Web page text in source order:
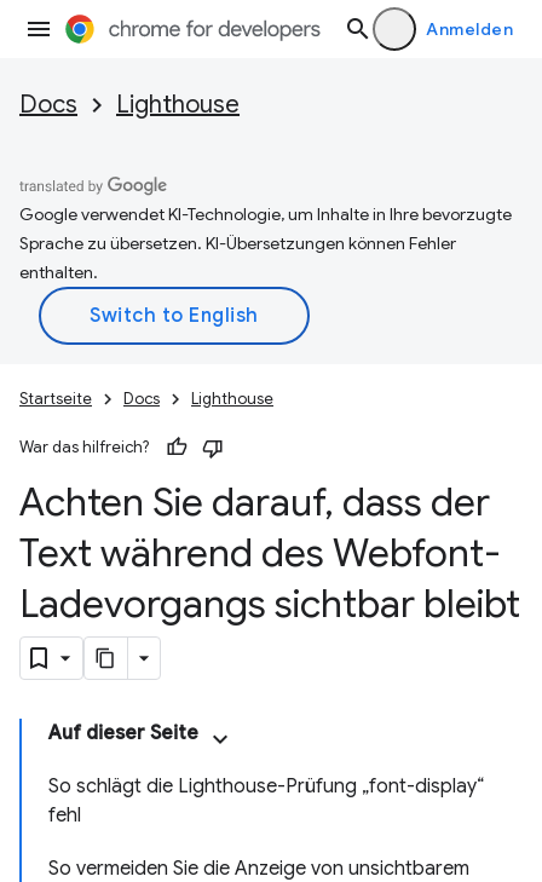
Anmelden
Docs Lighthouse
Google verwendet KI-Technologie, um Inhalte in Ihre bevorzugte
Sprache zu übersetzen. KI-Übersetzungen können Fehler
enthalten.
Startseite Docs Lighthouse
War das hilfreich?
Achten Sie darauf, dass der
Text während des Webfont-
Ladevorgangs sichtbar bleibt
Auf dieser Seite
So schlägt die Lighthouse-Prüfung „font-display“
fehl
So vermeiden Sie die Anzeige von unsichtbarem